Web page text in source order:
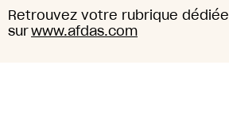
Retrouvez votre rubrique dédiée
surwww.afdas.com